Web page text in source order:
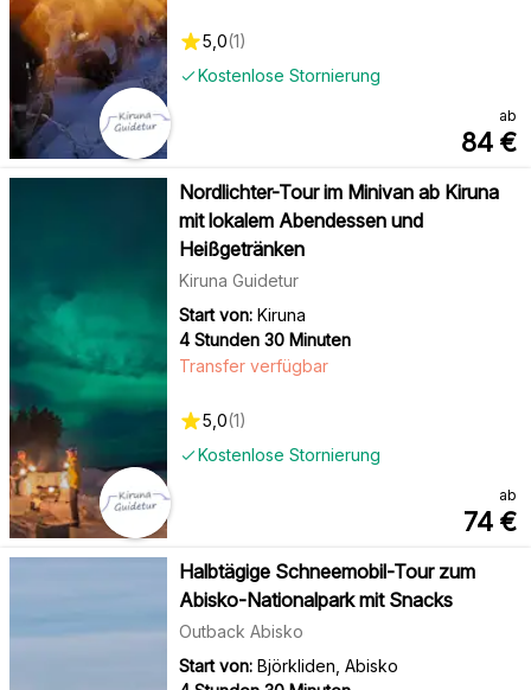
Kostenlose Stornierung
5,0(1)
ab
84 €
Nordlichter-Tour im Minivan ab Kiruna
mit lokalem Abendessen und
Heißgetränken
Kiruna Guidetur
Start von: Kiruna
4 Stunden 30 Minuten
Kostenlose Stornierung
Transfer verfügbar
5,0(1)
ab
74 €
Halbtägige Schneemobil-Tour zum
Abisko-Nationalpark mit Snacks
Outback Abisko
Start von: Björkliden, Abisko